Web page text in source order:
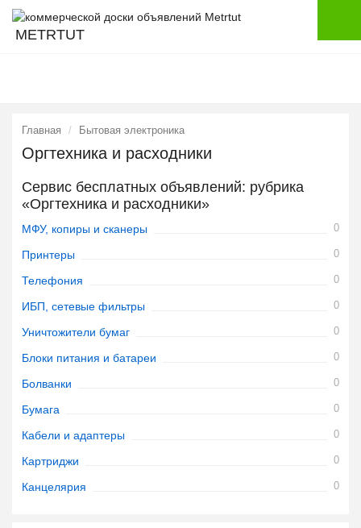
METRTUT
Главная Бытовая электроника
Оргтехника и расходники
Сервис бесплатных объявлений: рубрика
«Оргтехника и расходники»
МФУ, копиры и сканеры 0
Принтеры 0
Телефония 0
ИБП, сетевые фильтры 0
Уничтожители бумаг 0
Блоки питания и батареи 0
Болванки 0
Бумага 0
Кабели и адаптеры 0
Картриджи 0
Канцелярия 0